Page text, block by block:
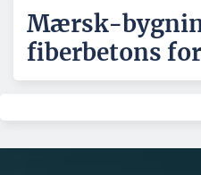
Mærsk-
fiberbetons